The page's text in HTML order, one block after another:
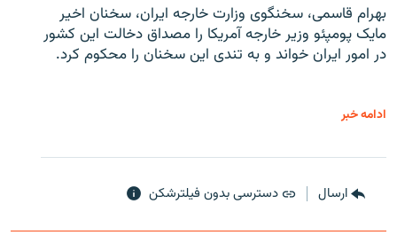
بهرام قاسمی، سخنگوی وزارت خارجه ایران، سخنان اخیر
مایک پومپئو وزیر خارجه آمریکا را مصداق دخالت این کشور
در امور ایران خواند و به تندی این سخنان را محکوم کرد.
ادامه خبر
ارسال دسترسی بدون فیلترشکن